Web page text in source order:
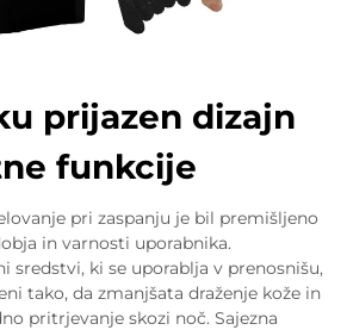
prijazen dizajn
funkcije
pri zaspanju je bil premišljeno
in varnosti uporabnika.
sredstvi, ki se uporablja v prenosnišu,
tako, da zmanjšata draženje kože in
pritrjevanje skozi noč. Sajezna